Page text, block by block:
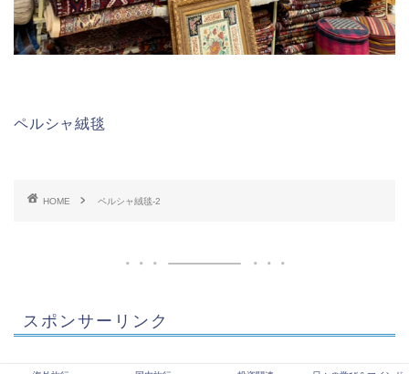
ペルシャ絨毯
HOME ペルシャ絨毯-2
スポンサーリンク